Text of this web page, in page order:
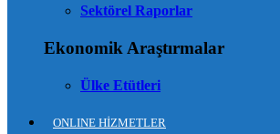
Sektörel Raporlar
Ekonomik Araştırmalar
Ülke Etütleri
ONLINE HİZMETLER